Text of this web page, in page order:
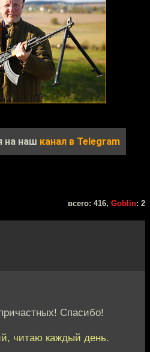
на наш канал в Telegram
всего: 416, Goblin: 2
Спасибо!
читаю каждый день.